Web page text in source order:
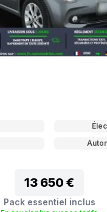
13 650 €
Pack essentiel inclus